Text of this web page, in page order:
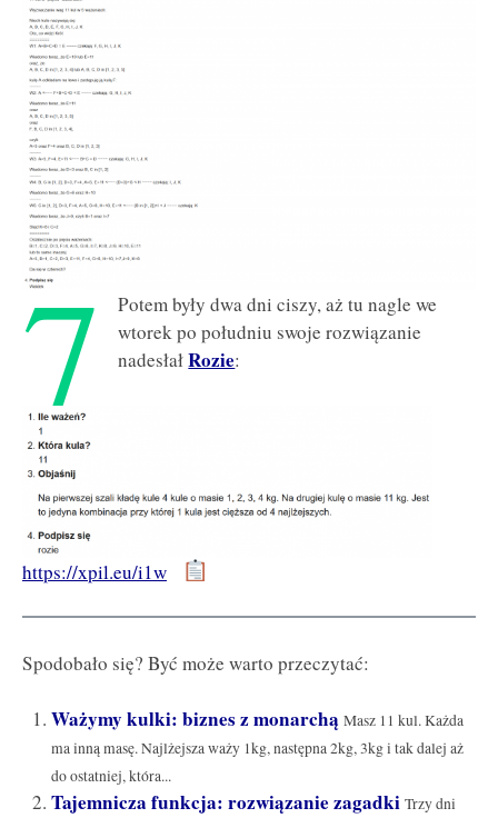
7
Potem były dwa dni ciszy, aż tu nagle we
wtorek po południu swoje rozwiązanie
nadesłałRozie:
https://xpil.eu/i1w
Spodobało się? Być może warto przeczytać:
Ważymy kulki: biznes z monarchą Masz 11 kul. Każda
ma inną masę. Najlżejsza waży 1kg, następna 2kg, 3kg i tak dalej aż
do ostatniej, która...
Tajemnicza funkcja: rozwiązanie zagadki Trzy dni